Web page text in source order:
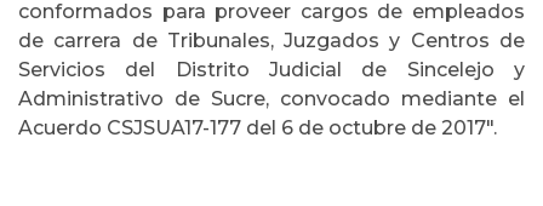
conformados para proveer cargos de empleados
de carrera de Tribunales, Juzgados y Centros de
Servicios del Distrito Judicial de Sincelejo y
Administrativo de Sucre, convocado mediante el
Acuerdo CSJSUA17-177 del 6 de octubre de 2017".